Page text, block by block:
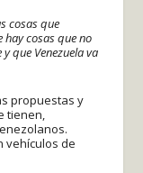
cosas que
cosas que no
que Venezuela va
propuestas y
tienen,
vehículos de